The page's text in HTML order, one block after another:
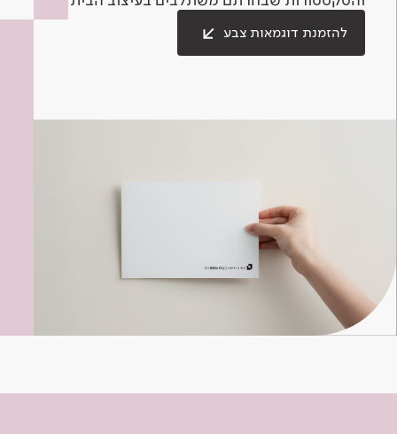
להזמנת דוגמאות צבע